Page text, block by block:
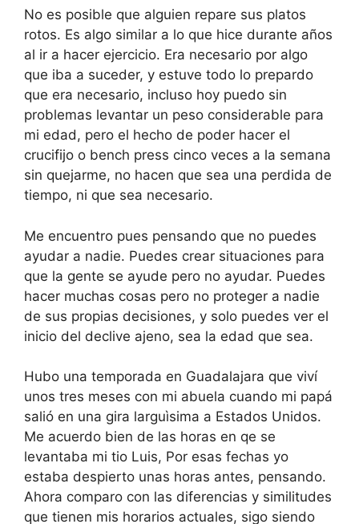
No es posible que alguien repare sus platos
rotos. Es algo similar a lo que hice durante años
al ir a hacer ejercicio. Era necesario por algo
que iba a suceder, y estuve todo lo prepardo
que era necesario, incluso hoy puedo sin
problemas levantar un peso considerable para
mi edad, pero el hecho de poder hacer el
crucifijo o bench press cinco veces a la semana
sin quejarme, no hacen que sea una perdida de
tiempo, ni que sea necesario.
Me encuentro pues pensando que no puedes
ayudar a nadie. Puedes crear situaciones para
que la gente se ayude pero no ayudar. Puedes
hacer muchas cosas pero no proteger a nadie
de sus propias decisiones, y solo puedes ver el
inicio del declive ajeno, sea la edad que sea.
Hubo una temporada en Guadalajara que viví
unos tres meses con mi abuela cuando mi papá
salió en una gira larguìsima a Estados Unidos.
Me acuerdo bien de las horas en qe se
levantaba mi tio Luis, Por esas fechas yo
estaba despierto unas horas antes, pensando.
Ahora comparo con las diferencias y similitudes
que tienen mis horarios actuales, sigo siendo